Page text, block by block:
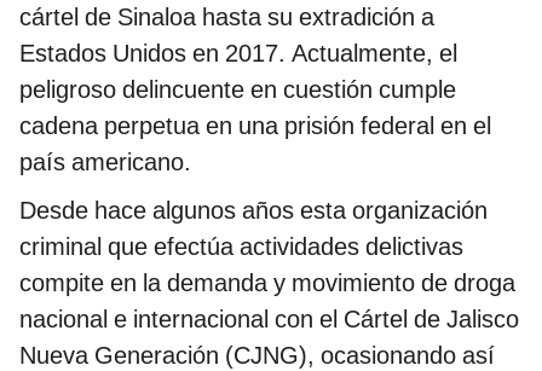
cártel de Sinaloa hasta su extradición a
Estados Unidos en 2017. Actualmente, el
peligroso delincuente en cuestión cumple
cadena perpetua en una prisión federal en el
país americano.
Desde hace algunos años esta organización
criminal que efectúa actividades delictivas
compite en la demanda y movimiento de droga
nacional e internacional con el Cártel de Jalisco
Nueva Generación (CJNG), ocasionando así